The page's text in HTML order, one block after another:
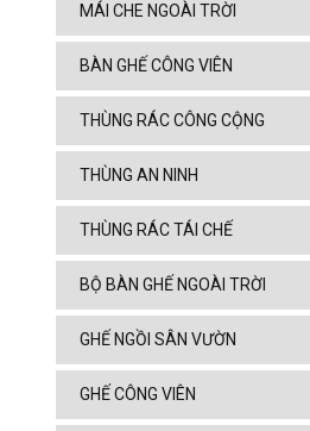
MÁI CHE NGOÀI TRỜI
BÀN GHẾ CÔNG VIÊN
THÙNG RÁC CÔNG CỘNG
THÙNG AN NINH
THÙNG RÁC TÁI CHẾ
BỘ BÀN GHẾ NGOÀI TRỜI
GHẾ NGỒI SÂN VƯỜN
GHẾ CÔNG VIÊN